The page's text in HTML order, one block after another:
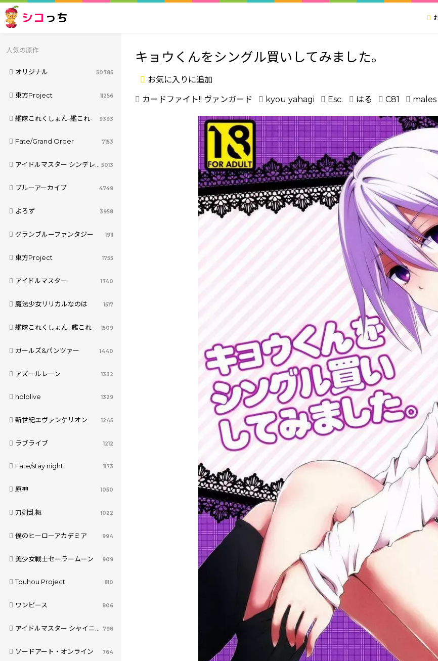
シコ っち
人気の原作
オリジナル 50785
東方Project 11256
艦隊これくしょん-艦これ- 9393
Fate/Grand Order 7153
アイドルマスター シンデレラガールズ 5013
ブルーアーカイブ 4749
よろず 3958
グランブルーファンタジー 1911
東方Project 1755
アイドルマスター 1740
魔法少女リリカルなのは 1517
艦隊これくしょん -艦これ- 1509
ガールズ&パンツァー 1440
アズールレーン 1332
hololive 1329
新世紀エヴァンゲリオン 1245
ラブライブ 1212
Fate/stay night 1173
原神 1050
刀剣乱舞 1022
僕のヒーローアカデミア 994
美少女戦士セーラームーン 909
Touhou Project 810
ワンピース 806
アイドルマスター シャイニーカラーズ 798
ソードアート・オンライン 764
キョウくんをシングル買いしてみました。
お気に入りに追加
カードファイト!! ヴァンガード kyou yahagi Esc. はる C81